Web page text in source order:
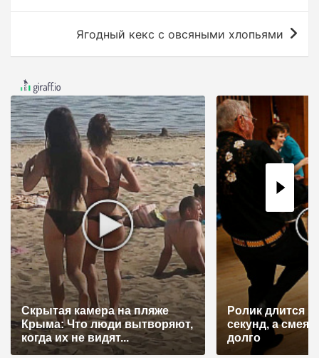
а
ц
и
я
п
о
з
а
п
и
с
я
Ягодный кекс с овсяными хлопьями
Скрытая камера на пляже
Крыма: Что люди вытворяют,
когда их не видят...
Ролик длится
секунд, а
долго